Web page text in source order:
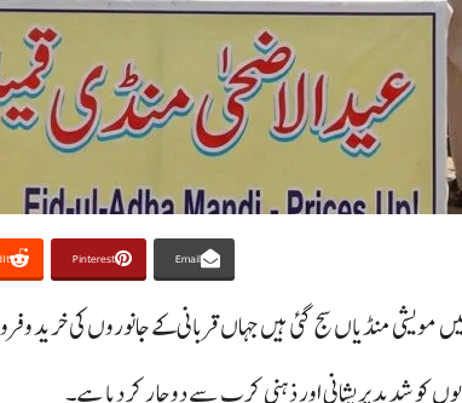
Pinterest Email
مویشی منڈیاں سج گئی ہیں جہاں قربانی کے جانوروں کی
کو شدید پریشانی اور ذہنی کرب سے دوچار کر دیا ہے۔